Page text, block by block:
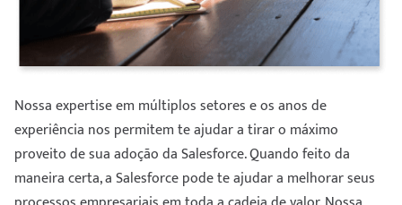
Nossa expertise em múltiplos setores e os anos de
experiência nos permitem te ajudar a tirar o máximo
proveito de sua adoção da Salesforce. Quando feito da
maneira certa, a Salesforce pode te ajudar a melhorar seus